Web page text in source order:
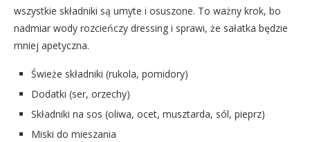
wszystkie składniki są umyte i osuszone. To ważny krok, bo
nadmiar wody rozcieńczy dressing i sprawi, że sałatka będzie
mniej apetyczna.
Świeże składniki (rukola, pomidory)
Dodatki (ser, orzechy)
Składniki na sos (oliwa, ocet, musztarda, sól, pieprz)
Miski do mieszania